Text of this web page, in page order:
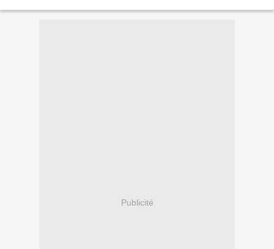
Publicité